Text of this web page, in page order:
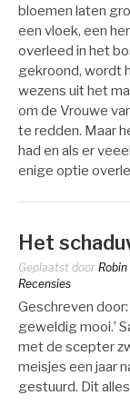
bloemen laten
een vloek, een
overleed in het
gekroond, wordt
wezens uit het
om de Vrouwe
te redden. Maar
had en als er
enige optie
Het
Geplaatst door
Recensies
Geschreven
geweldig mooi.’
met de scepter
meisjes een jaar
gestuurd. Dit